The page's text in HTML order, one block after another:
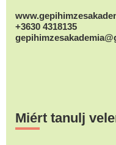
+3630 4318135
Miért tanulj